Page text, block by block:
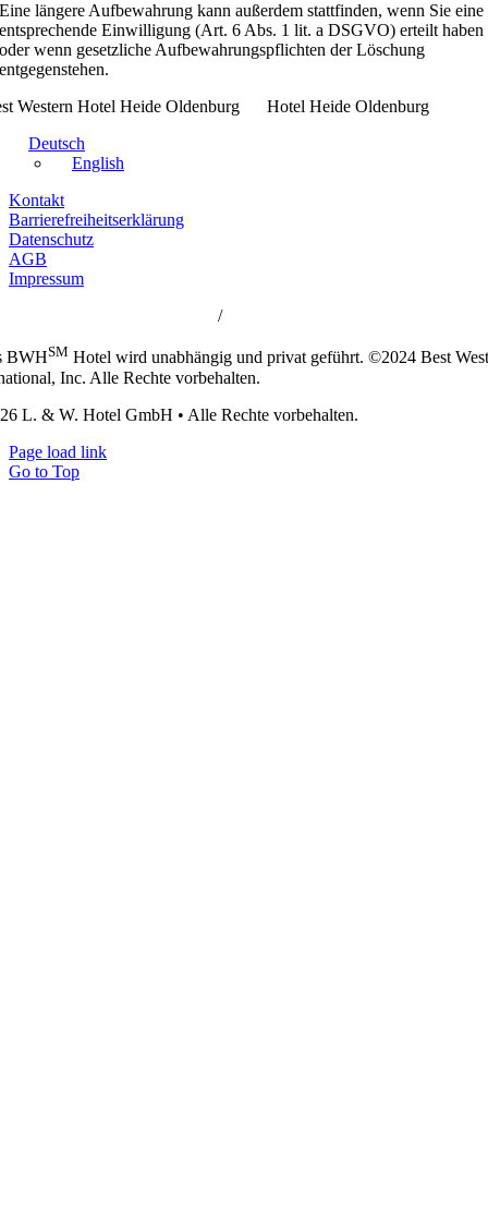
Eine längere Aufbewahrung kann außerdem stattfinden, wenn Sie eine
entsprechende Einwilligung (Art. 6 Abs. 1 lit. a DSGVO) erteilt haben
oder wenn gesetzliche Aufbewahrungspflichten der Löschung
entgegenstehen.
Hotel Heide Oldenburg
Deutsch
English
Kontakt
Barrierefreiheitserklärung
Datenschutz
AGB
Impressum
/
BWHSM Hotel wird unabhängig und privat geführt. ©2024 Best
Inc. Alle Rechte vorbehalten.
L. & W. Hotel GmbH • Alle Rechte vorbehalten.
Page load link
Go to Top